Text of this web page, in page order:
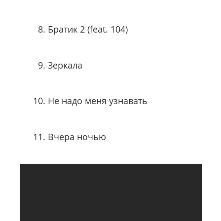
Братик 2 (feat. 104)
Зеркала
Не надо меня узнавать
Вчера ночью